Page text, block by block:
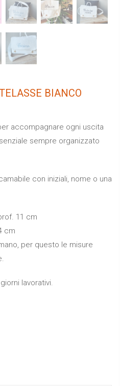
BIANCO
accompagnare ogni uscita
sempre organizzato
con iniziali, nome o una
11 cm
cm
per questo le misure
lavorativi.